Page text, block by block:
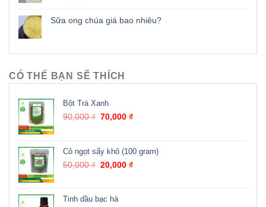
Sữa ong chúa giá bao nhiêu?
CÓ THỂ BẠN SẼ THÍCH
Bột Trà Xanh
90,000₫ 70,000₫
Cỏ ngọt sấy khô (100 gram)
50,000₫ 20,000₫
Tinh dầu bạc hà